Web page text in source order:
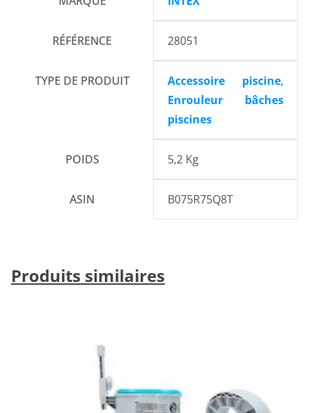
RÉFÉRENCE 28051
TYPE DE PRODUIT Accessoire piscine,
Enrouleur bâches
piscines
POIDS 5,2 Kg
ASIN B075R75Q8T
Produits similaires